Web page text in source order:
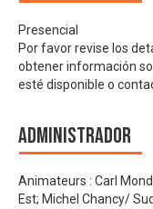
Presencial
Por favor revise los
obtener información
esté disponible o
Administrador
Animateurs : Carl
Est; Michel Chancy/